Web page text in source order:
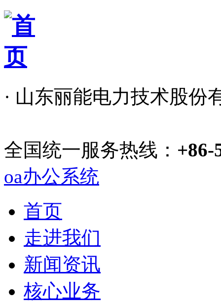
· 山东丽能电力技术股份
全国统一服务热线： +86-
oa办公系统
首页
走进我们
新闻资讯
核心业务